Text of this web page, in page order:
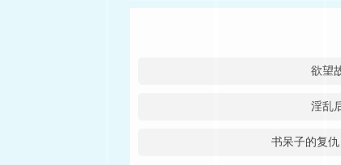
欲望
淫乱
书呆子的复仇